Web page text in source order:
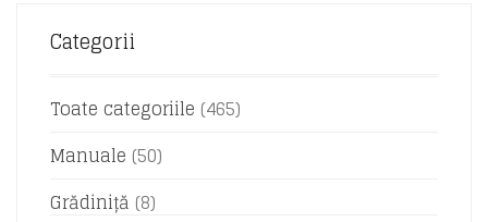
Categorii
Toate categoriile (465)
Manuale (50)
Grădiniță (8)